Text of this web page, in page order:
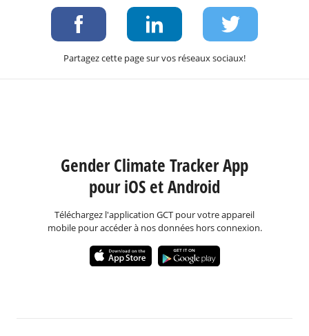
Partagez cette page sur vos réseaux sociaux!
Gender Climate Tracker App
pour iOS et Android
Téléchargez l'application GCT pour votre appareil
mobile pour accéder à nos données hors connexion.